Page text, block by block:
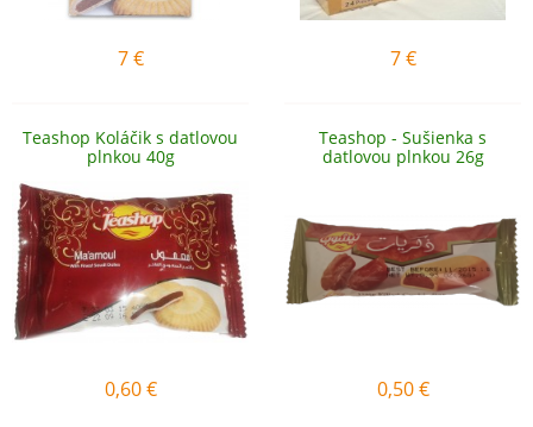
7 € 7 €
Teashop Koláčik s datlovou
plnkou 40g
0,60 €
Teashop - Sušienka s
datlovou plnkou 26g
0,50 €